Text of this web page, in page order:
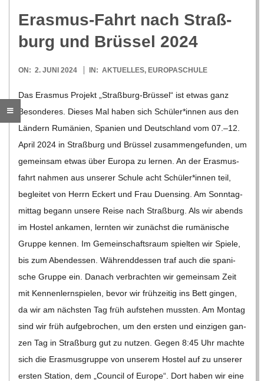
Eras­mus-Fahrt nach Straß­
burg und Brüs­sel 2024
2024-
02
ON: 2. JUNI 2024 IN: AKTUELLES, EUROPASCHULE
Das Eras­mus Pro­jekt „Stra­ß­­burg-Brüs­­sel“ ist etwas ganz
Beson­de­res. Die­ses Mal haben sich Schüler*innen aus den
Län­dern Rumä­nien, Spa­nien und Deutsch­land vom 07.–12.
April 2024 in Straß­burg und Brüs­sel zusam­men­ge­fun­den, um
gemein­sam etwas über Europa zu ler­nen. An der Eras­mus­
fahrt nah­men aus unse­rer Schule acht Schüler*innen teil,
beglei­tet von Herrn Eckert und Frau Duen­sing. Am Sonn­tag­
mit­tag begann unsere Reise nach Straß­burg. Als wir abends
im Hos­tel anka­men, lern­ten wir zunächst die rumä­ni­sche
Gruppe ken­nen. Im Gemein­schafts­raum spiel­ten wir Spiele,
bis zum Abend­essen. Wäh­rend­des­sen traf auch die spa­ni­
sche Gruppe ein. Danach ver­brach­ten wir gemein­sam Zeit
mit Ken­nen­lern­spie­len, bevor wir früh­zei­tig ins Bett gin­gen,
da wir am nächs­ten Tag früh auf­ste­hen muss­ten. Am Mon­tag
sind wir früh auf­ge­bro­chen, um den ers­ten und ein­zi­gen gan­
zen Tag in Straß­burg gut zu nut­zen. Gegen 8:45 Uhr machte
sich die Eras­mus­gruppe von unse­rem Hos­tel auf zu unse­rer
ers­ten Sta­tion, dem „Coun­cil of Europe“. Dort haben wir eine